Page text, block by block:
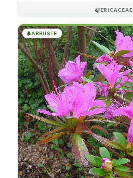
🍃ERICACEAE
🌲ARBUSTE